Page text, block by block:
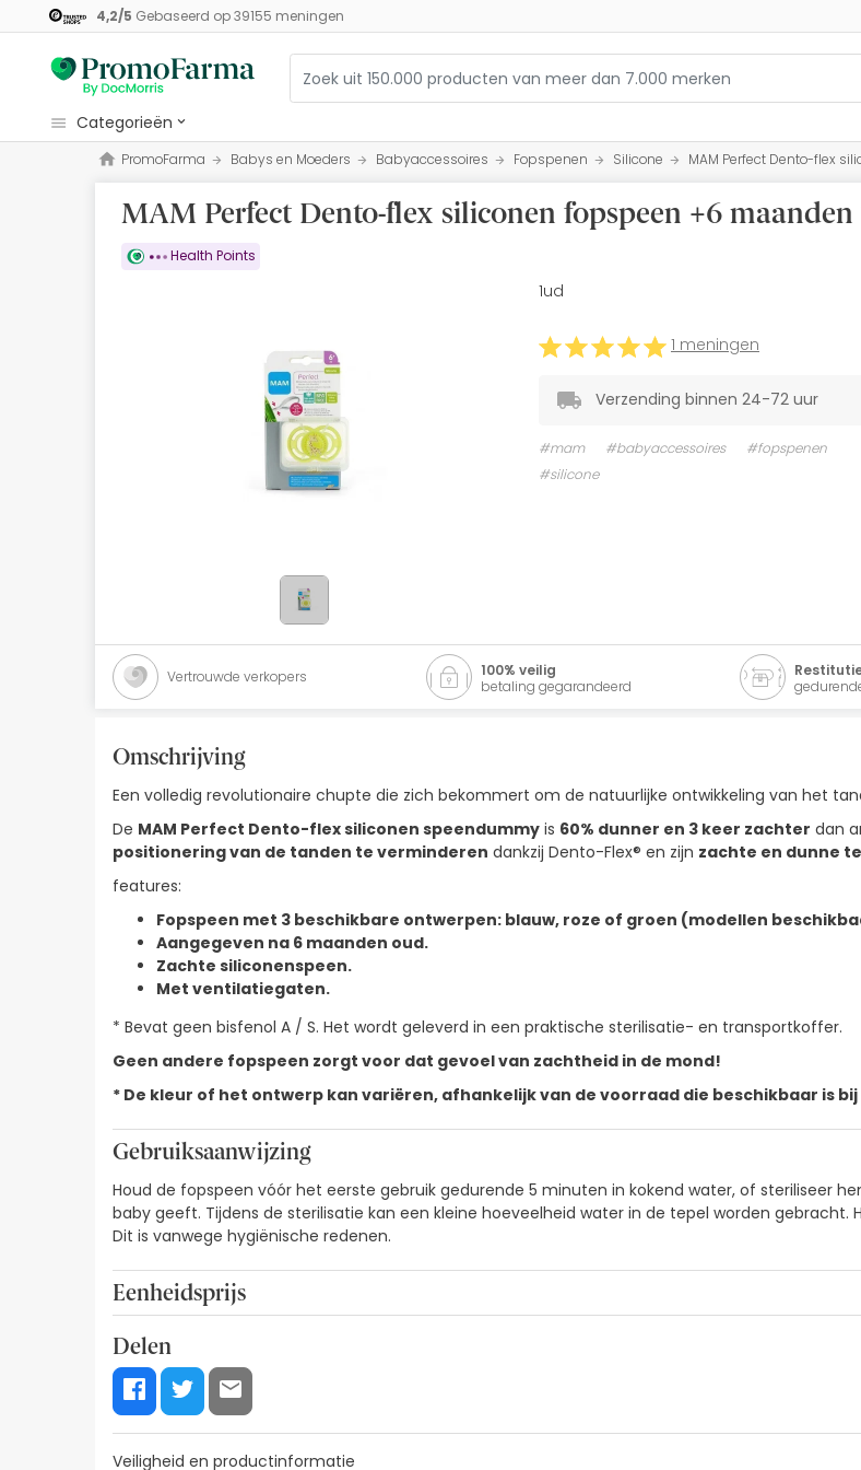
4,2/5 Gebaseerd op39155 meningen
categorieën
Cosmetica
Gezondheid
Hygiëne
Beste verkopers
Health Points
PromoFarma Babys en Moeders Babyaccessoires Fopspenen Silicone MAM Perfect Dento-flex
MAM Perfect Dento-flex siliconen fopspeen +6 maanden
Health Points
1ud
1 meningen
Verzending binnen 24-72 uur
#mam #babyaccessoires
#fopspenen
#silicone
Vertrouwde verkopers
100% veilig
betaling gegarandeerd
Omschrijving
Een volledig revolutionaire chupte die zich bekommert om de natuurlijke ontwikkeling van het
De MAM Perfect Dento-flex siliconen speendummy is 60% dunner en 3 keer zachter dan
positionering van de tanden te verminderen dankzij Dento-Flex® en zijn zachte en dunne
features:
Fopspeen met 3 beschikbare ontwerpen: blauw, roze of groen (modellen
Aangegeven na 6 maanden oud.
Zachte siliconenspeen.
Met ventilatiegaten.
* Bevat geen bisfenol A / S. Het wordt geleverd in een praktische sterilisatie- en transportkoffer.
Geen andere fopspeen zorgt voor dat gevoel van zachtheid in de mond!
* De kleur of het ontwerp kan variëren, afhankelijk van de voorraad die beschikbaar is
Gebruiksaanwijzing
Houd de fopspeen vóór het eerste gebruik gedurende 5 minuten in kokend water, of steriliseer
baby geeft. Tijdens de sterilisatie kan een kleine hoeveelheid water in de tepel worden
Dit is vanwege hygiënische redenen.
Eenheidsprijs
Delen
Veiligheid en productinformatie